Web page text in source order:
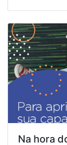
Na hora